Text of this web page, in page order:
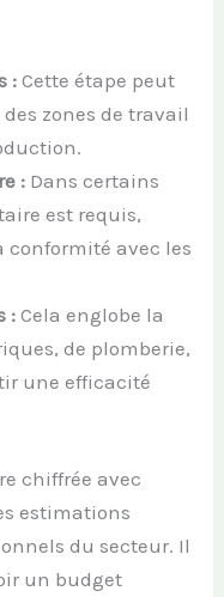
: Cette étape peut
zones de travail
: Dans certains
est requis,
avec les
: Cela englobe la
de plomberie,
une efficacité
chiffrée avec
estimations
du secteur. Il
un budget